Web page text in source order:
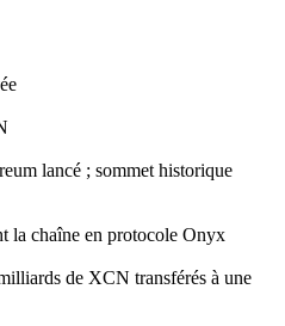
lancé ; sommet historique
la chaîne en protocole Onyx
de XCN transférés à une